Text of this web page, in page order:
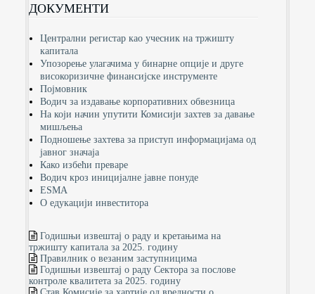
ДОКУМЕНТИ
Централни регистар као учесник на тржишту
капитала
Упозорење улагачима у бинарне опције и друге
високоризичне финансијске инструменте
Појмовник
Водич за издавање корпоративних обвезница
На који начин упутити Комисији захтев за давање
мишљења
Подношење захтева за приступ информацијама од
јавног значаја
Како избећи преваре
Водич кроз иницијалне јавне понуде
ESMA
О едукацији инвеститора
Годишњи извештај о раду и кретањима на
тржишту капитала за 2025. годину
Правилник о везаним заступницима
Годишњи извештај о раду Сектора за послове
контроле квалитета за 2025. годину